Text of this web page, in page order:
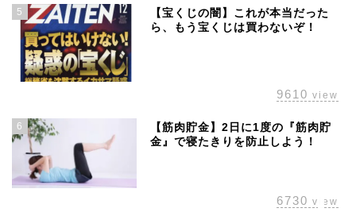
5
【宝くじの闇】これが本当だった
ら、もう宝くじは買わないぞ！
9610 view
6
【筋肉貯金】2日に1度の『筋肉貯
金』で寝たきりを防止しよう！
6730 view
ホーム
配当金